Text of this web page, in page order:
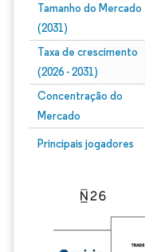
Tamanho do Mercado
(2031)
Taxa de crescimento
(2026 - 2031)
Concentração do
Mercado
Principais jogadores
Imagem © Mordor